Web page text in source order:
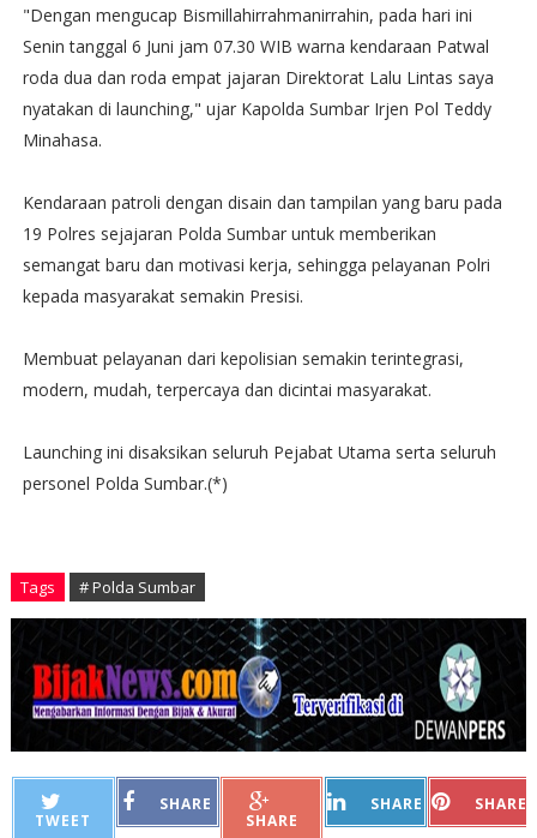
"Dengan mengucap Bismillahirrahmanirrahin, pada hari ini
Senin tanggal 6 Juni jam 07.30 WIB warna kendaraan Patwal
roda dua dan roda empat jajaran Direktorat Lalu Lintas saya
nyatakan di launching," ujar Kapolda Sumbar Irjen Pol Teddy
Minahasa.
Kendaraan patroli dengan disain dan tampilan yang baru pada
19 Polres sejajaran Polda Sumbar untuk memberikan
semangat baru dan motivasi kerja, sehingga pelayanan Polri
kepada masyarakat semakin Presisi.
Membuat pelayanan dari kepolisian semakin terintegrasi,
modern, mudah, terpercaya dan dicintai masyarakat.
Launching ini disaksikan seluruh Pejabat Utama serta seluruh
personel Polda Sumbar.(*)
Tags # Polda Sumbar
TWEET
SHARE
SHARE
SHARE SHARE